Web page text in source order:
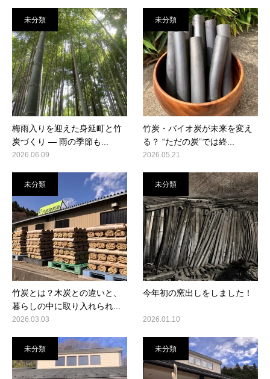
未分類
梅雨入りを迎えた身延町と竹
炭づくり ― 雨の季節も...
2026.06.09
未分類
竹炭・バイオ炭が未来を変え
る？ “ただの炭”では終...
2026.05.21
未分類
竹炭とは？木炭との違いと、
暮らしの中に取り入れられ...
2026.03.03
未分類
今年初の窯出しをしました！
2026.01.10
未分類 未分類